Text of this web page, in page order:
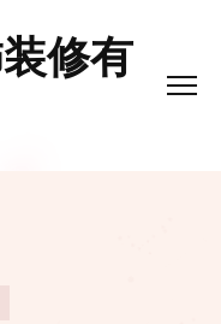
修有